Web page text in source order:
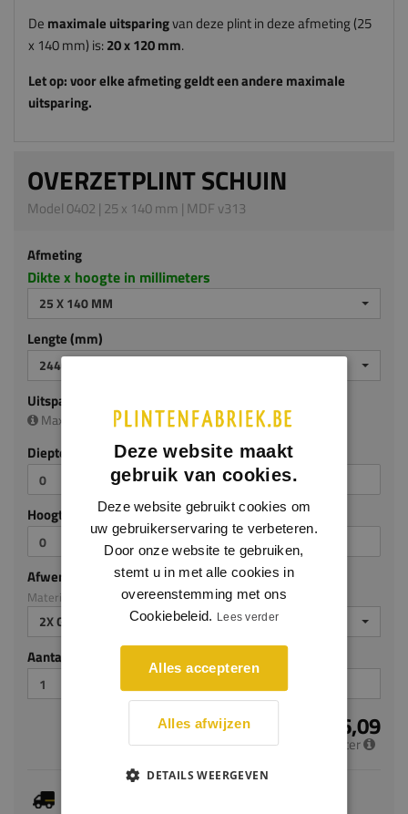
De maximale uitsparingvan deze plint in deze afmeting (25
x 140 mm) is:20x 120mm.
Let op: voor elke afmeting geldt een andere maximale
uitsparing.
OVERZETPLINT SCHUIN
Model 0402 | 25 x 140 mm | MDF v313
Afmeting
Dikte x hoogte in millimeters
25 X 140 MM
Lengte (mm)
2440 MM
Uitsparing
Maximale uitsparing is (diep/hoog):20 x 120 mm
Diepte (mm)
Hoogte (mm)
Afwerking
Materiaal: MDF v313
2X GEGROND
Aantal stuks
€ 16,09
per meter
Deze website maakt
gebruik van cookies.
Deze website gebruikt cookies om
uw gebruikerservaring te verbeteren.
Door onze website te gebruiken,
stemt u in met alle cookies in
overeenstemming met ons
Cookiebeleid. Lees verder
Alles accepteren
Alles afwijzen
DETAILS WEERGEVEN